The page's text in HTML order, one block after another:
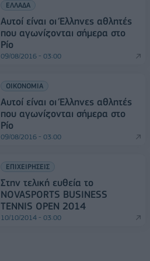
ΕΛΛΑΔΑ
Αυτοί είναι οι Έλληνες αθλητές
που αγωνίζονται σήμερα στο
Ρίο
09/08/2016 - 03:00
ΟΙΚΟΝΟΜΙΑ
Αυτοί είναι οι Έλληνες αθλητές
που αγωνίζονται σήμερα στο
Ρίο
09/08/2016 - 03:00
ΕΠΙΧΕΙΡΗΣΕΙΣ
Στην τελική ευθεία το
NOVASPORTS BUSINESS
TENNIS OPEN 2014
10/10/2014 - 03:00